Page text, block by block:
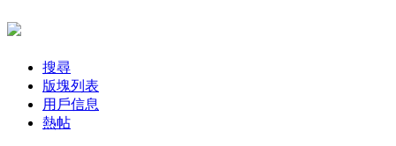
搜尋
版塊列表
用戶信息
熱帖